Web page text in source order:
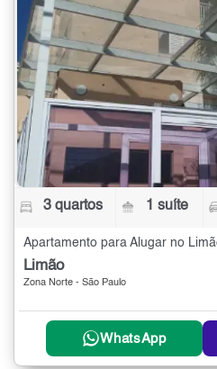
3 quartos 1 suíte
Apartamento para Alugar no
Limão
Zona Norte - São Paulo
WhatsApp